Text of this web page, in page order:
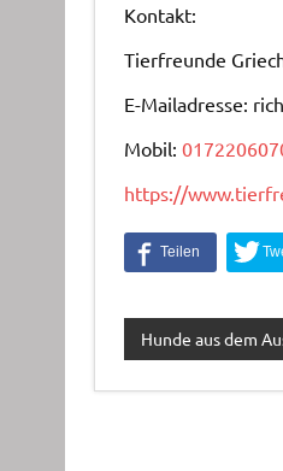
Kontakt:
Tierfreunde
E-Mailadresse:
Mobil:
https://
Hunde aus dem